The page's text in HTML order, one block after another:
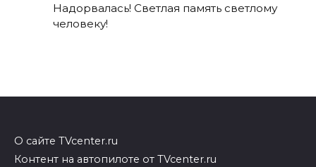
Надорвалась! Светлая память светлому
человеку!
О сайте TVcenter.ru
Контент на автопилоте от TVcenter.ru